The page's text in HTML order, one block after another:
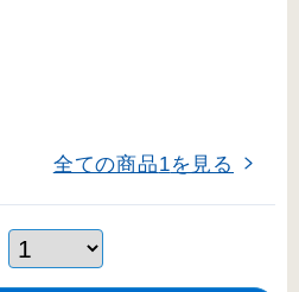
全ての商品1を見る